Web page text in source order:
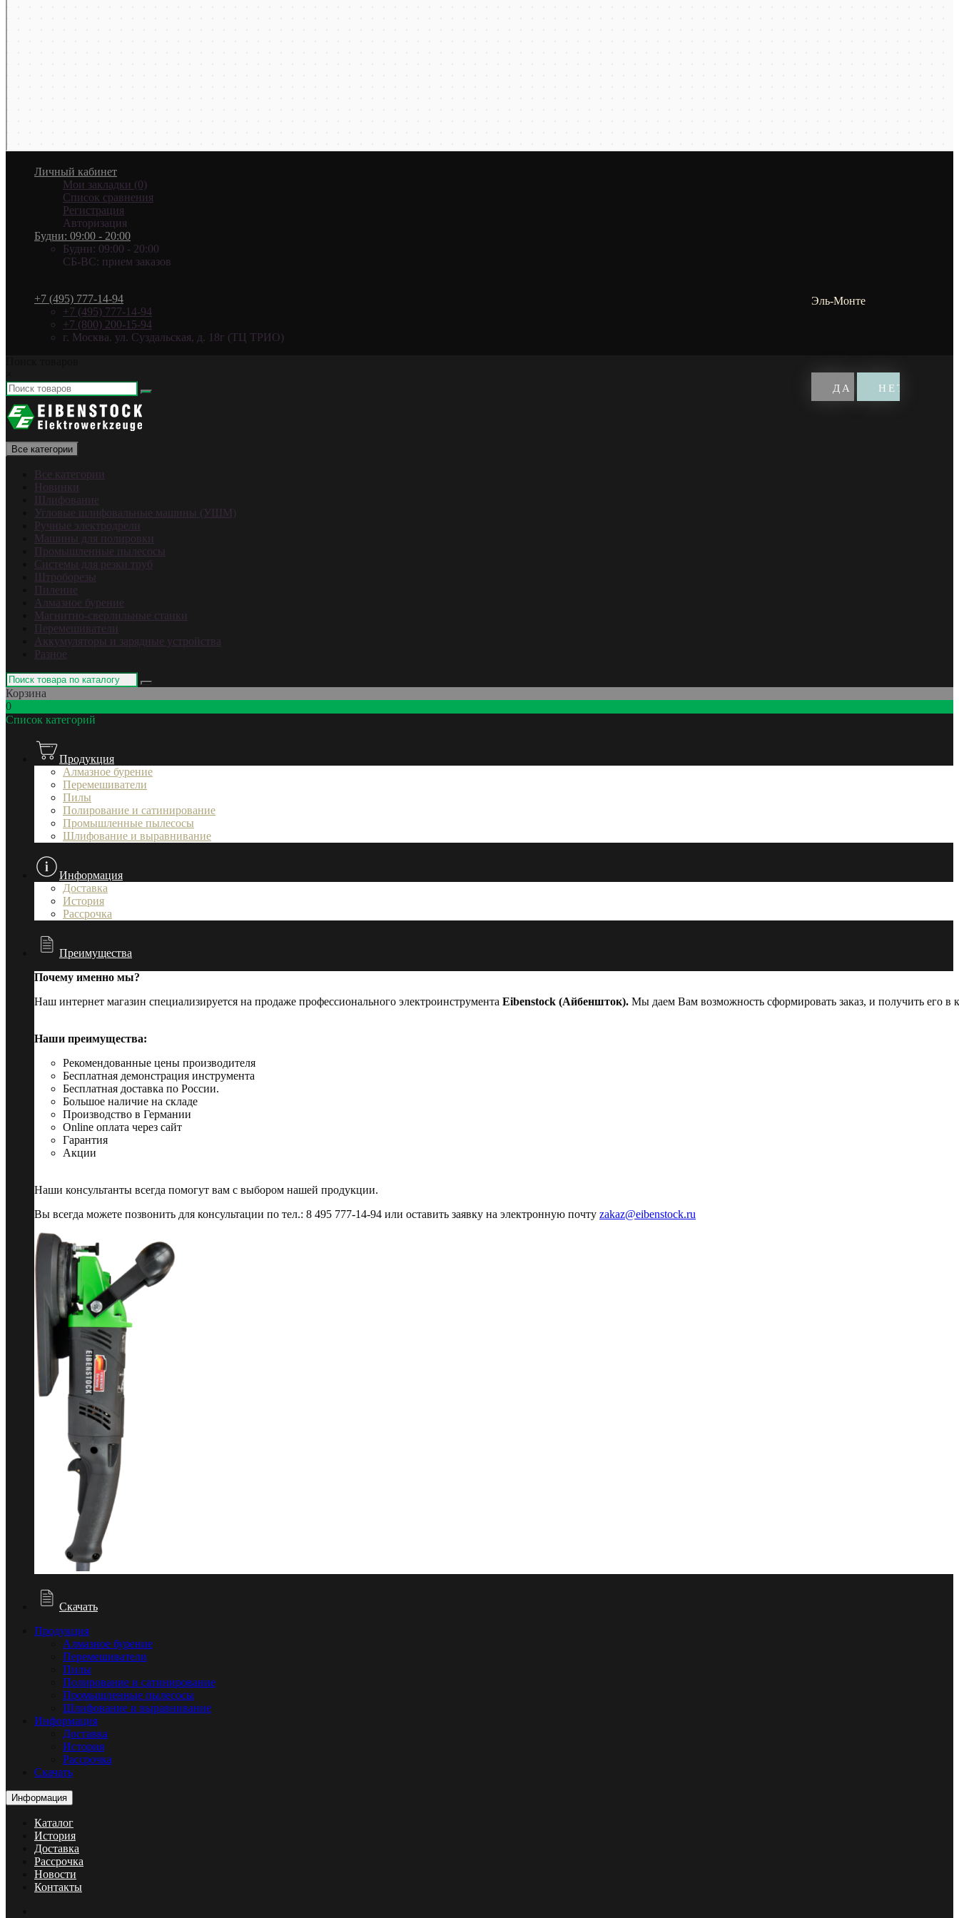
Личный кабинет
Мои закладки (0)
Список сравнения
Регистрация
Авторизация
Будни: 09:00 - 20:00
Будни: 09:00 - 20:00
СБ-ВС: прием заказов
Эль-Монте
+7 (495) 777-14-94
+7 (495) 777-14-94
+7 (800) 200-15-94
г. Москва. ул. Суздальская, д. 18г (ТЦ ТРИО)
Все категории
Все категории
Новинки
Шлифование
Угловые шлифовальные машины (УШМ)
Ручные электродрели
Машины для полировки
Промышленные пылесосы
Системы для резки труб
Штроборезы
Пиление
Алмазное бурение
Магнитно-сверлильные станки
Перемешиватели
Аккумуляторы и зарядные устройства
Разное
Корзина
0
Список категорий
Продукция
Алмазное бурение
Перемешиватели
Пилы
Полирование и сатинирование
Промышленные пылесосы
Шлифование и выравнивание
Информация
Доставка
История
Рассрочка
Преимущества
Почему именно мы?
Наш интернет магазин специализируется на продаже профессионального электроинструмента Eibenstock (Айбеншток). Мы даем Вам возможность сформировать заказ, и получить его в
Наши преимущества:
Рекомендованные цены производителя
Бесплатная демонстрация инструмента
Бесплатная доставка по России.
Большое наличие на складе
Производство в Германии
Online оплата через сайт
Гарантия
Акции
Наши консультанты всегда помогут вам с выбором нашей продукции.
Вы всегда можете позвонить для консультации по тел.: 8 495 777-14-94 или оставить заявку на электронную почту zakaz@eibenstock.ru
Скачать
Продукция
Алмазное бурение
Перемешиватели
Пилы
Полирование и сатинирование
Промышленные пылесосы
Шлифование и выравнивание
Информация
Доставка
История
Рассрочка
Скачать
Информация
Каталог
История
Доставка
Рассрочка
Новости
Контакты